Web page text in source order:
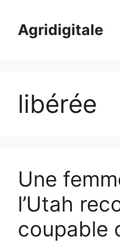
contentAgridigitale
libérée
Une
l’Utah
coupable